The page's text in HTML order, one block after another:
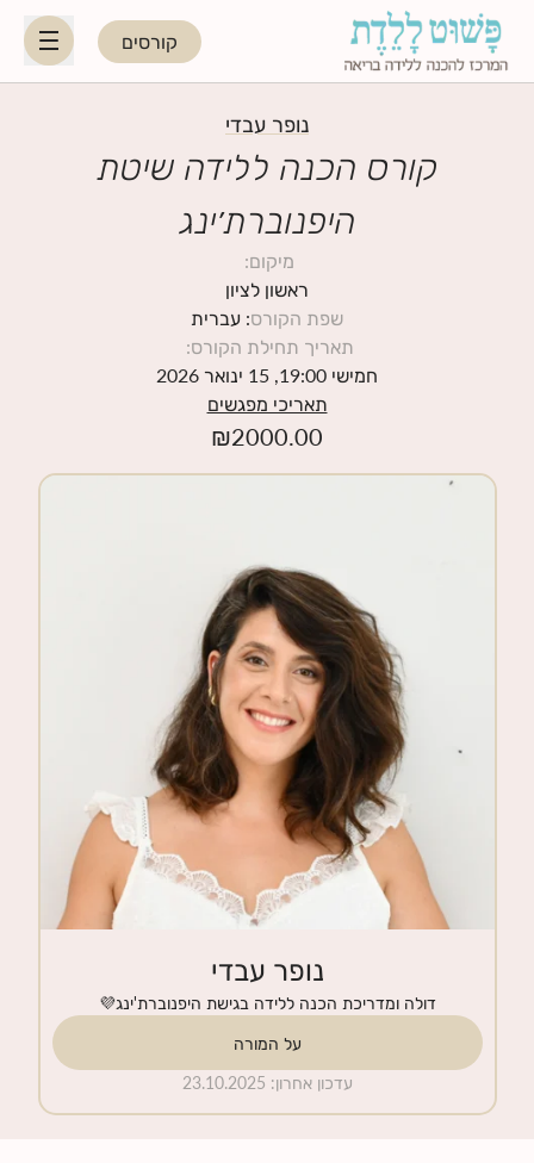
קורסים
היפנוברת׳ינג
תאריכי קורסים קרובים
בלוג
נופר עבדי
קורס הכנה ללידה שיטת
היפנוברת׳ינג
מיקום:
ראשון לציון
שפת הקורס: עברית
תאריך תחילת הקורס:
חמישי 19:00, 15 ינואר 2026
תאריכי מפגשים
₪2000.00
נופר עבדי
דולה ומדריכת הכנה ללידה בגישת היפנוברת'ינג💜
על המורה
עדכון אחרון:
23.10.2025